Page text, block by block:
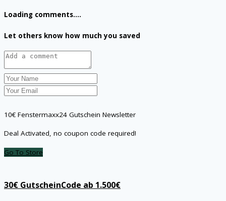
Loading comments....
Let others know how much you saved
10€ Fenstermaxx24 Gutschein Newsletter
Deal Activated, no coupon code required!
Go To Store
30€ GutscheinCode ab 1.500€